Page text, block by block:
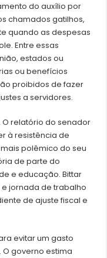
do auxílio por
chamados gatilhos,
quando as despesas
Entre essas
estados ou
ou benefícios
proibidos de fazer
a servidores.
O relatório do senador
à resistência de
polêmico do seu
de parte do
e educação. Bittar
jornada de trabalho
de ajuste fiscal e
evitar um gasto
governo estima